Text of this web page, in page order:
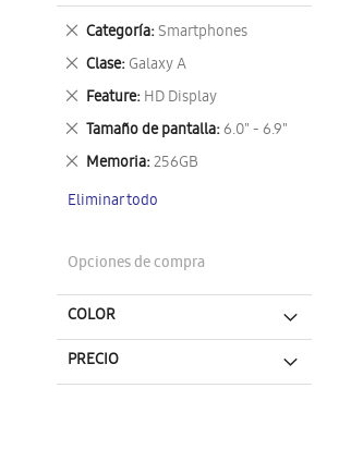
Categoría Smartphones
Eliminar
este
artículo
Clase Galaxy A
Eliminar
este
artículo
Feature HD Display
Eliminar
este
artículo
Tamaño de pantalla 6.0" - 6.9"
Eliminar
este
artículo
Memoria 256GB
Eliminar
artículo
Eliminar todo
Opciones de compra
COLOR
PRECIO